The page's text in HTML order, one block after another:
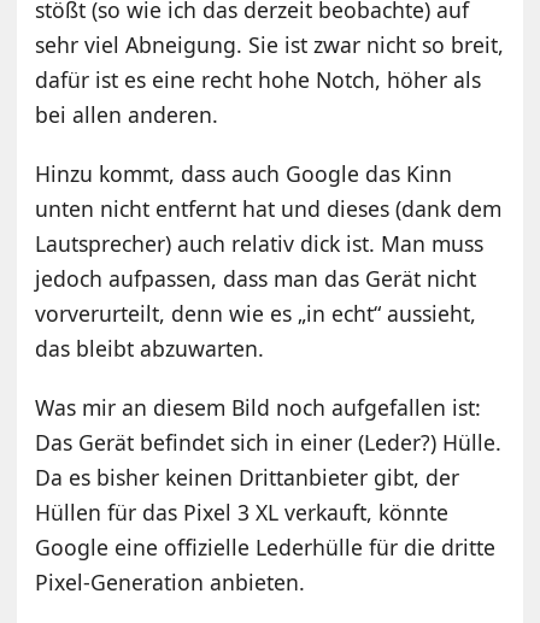
stößt (so wie ich das derzeit beobachte) auf
sehr viel Abneigung. Sie ist zwar nicht so breit,
dafür ist es eine recht hohe Notch, höher als
bei allen anderen.
Hinzu kommt, dass auch Google das Kinn
unten nicht entfernt hat und dieses (dank dem
Lautsprecher) auch relativ dick ist. Man muss
jedoch aufpassen, dass man das Gerät nicht
vorverurteilt, denn wie es „in echt“ aussieht,
das bleibt abzuwarten.
Was mir an diesem Bild noch aufgefallen ist:
Das Gerät befindet sich in einer (Leder?) Hülle.
Da es bisher keinen Drittanbieter gibt, der
Hüllen für das Pixel 3 XL verkauft, könnte
Google eine offizielle Lederhülle für die dritte
Pixel-Generation anbieten.